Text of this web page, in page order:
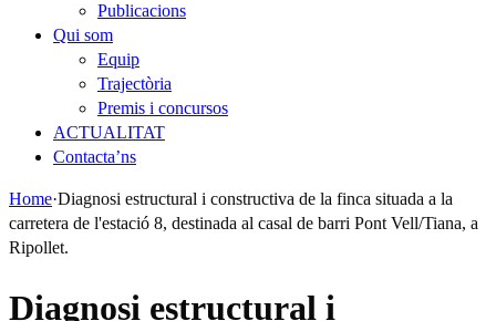
Publicacions
Qui som
Equip
Trajectòria
Premis i concursos
ACTUALITAT
Contacta’ns
Home·Diagnosi estructural i constructiva de la finca situada a la
carretera de l'estació 8, destinada al casal de barri Pont Vell/Tiana, a
Ripollet.
Diagnosi estructural i